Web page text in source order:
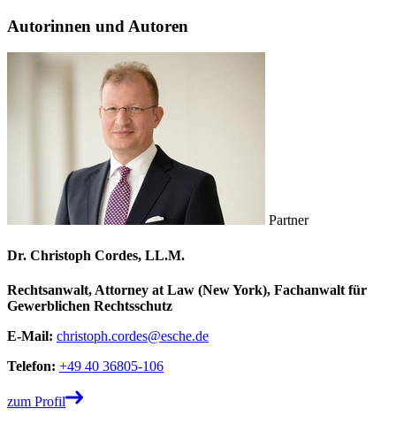
Autorinnen und Autoren
Partner
Dr. Christoph Cordes, LL.M.
Rechtsanwalt, Attorney at Law (New York), Fachanwalt für
Gewerblichen Rechtsschutz
E-Mail: christoph.cordes@esche.de
Telefon: +49 40 36805-106
zum Profil